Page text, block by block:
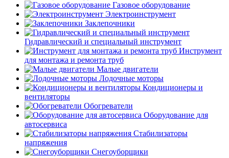
Газовое оборудование
Электроинструмент
Заклепочники
Гидравлический и специальный инструмент
Инструмент
для монтажа и ремонта труб
Малые двигатели
Лодочные моторы
Кондиционеры и
вентиляторы
Обогреватели
Оборудование для
автосервиса
Стабилизаторы
напряжения
Снегоуборщики